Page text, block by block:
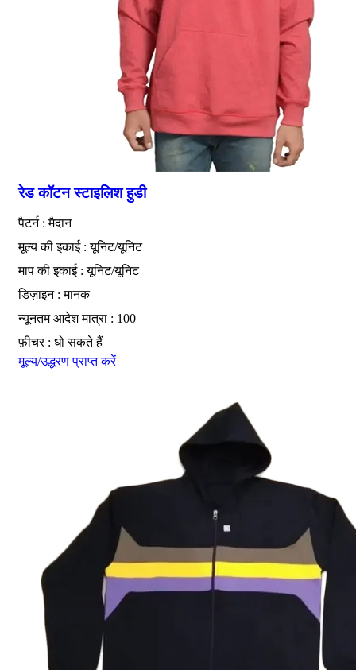
रेड कॉटन स्टाइलिश हुडी
पैटर्न : मैदान
मूल्य की इकाई : यूनिट/यूनिट
माप की इकाई : यूनिट/यूनिट
डिज़ाइन : मानक
न्यूनतम आदेश मात्रा : 100
फ़ीचर : धो सकते हैं
मूल्य/उद्धरण प्राप्त करें